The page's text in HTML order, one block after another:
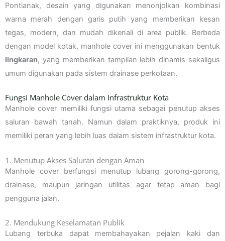
Pontianak, desain yang digunakan menonjolkan kombinasi
warna merah dengan garis putih yang memberikan kesan
tegas, modern, dan mudah dikenali di area publik. Berbeda
dengan model kotak, manhole cover ini menggunakan bentuk
lingkaran, yang memberikan tampilan lebih dinamis sekaligus
umum digunakan pada sistem drainase perkotaan.
Fungsi Manhole Cover dalam Infrastruktur Kota
Manhole cover memiliki fungsi utama sebagai penutup akses
saluran bawah tanah. Namun dalam praktiknya, produk ini
memiliki peran yang lebih luas dalam sistem infrastruktur kota.
1. Menutup Akses Saluran dengan Aman
Manhole cover berfungsi menutup lubang gorong-gorong,
drainase, maupun jaringan utilitas agar tetap aman bagi
pengguna jalan.
2. Mendukung Keselamatan Publik
Lubang terbuka dapat membahayakan pejalan kaki dan